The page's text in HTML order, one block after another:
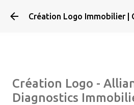
Accéder au
Création Logo -
Diagnostics